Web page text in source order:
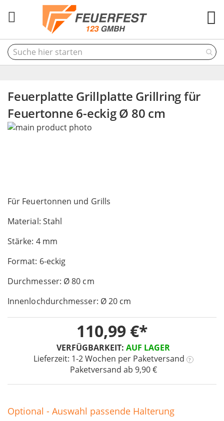
Feuerplatte Grillplatte Grillring für
Feuertonne 6-eckig Ø 80 cm
Für Feuertonnen und Grills
Material: Stahl
Stärke: 4 mm
Format: 6-eckig
Durchmesser: Ø 80 cm
Innenlochdurchmesser: Ø 20 cm
VERFÜGBARKEIT: AUF LAGER
Lieferzeit: 1-2 Wochen per Paketversand ?
Paketversand ab 9,90 €
110,99 €
Optional - Auswahl passende Halterung
Skip
gallery
to
beginning
the
images
gallery